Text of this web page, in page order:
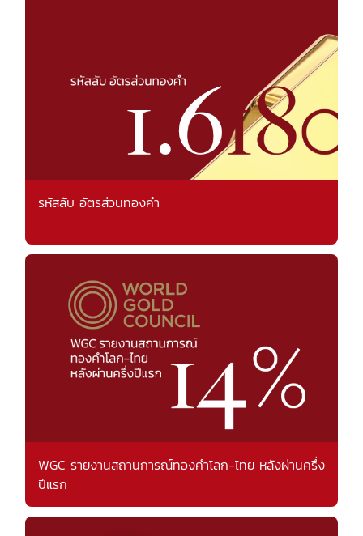
รหัสลับ อัตรส่วนทองคำ
WGC รายงานสถานการณ์ทองคำโลก-ไทย หลังผ่านครึ่ง
ปีแรก